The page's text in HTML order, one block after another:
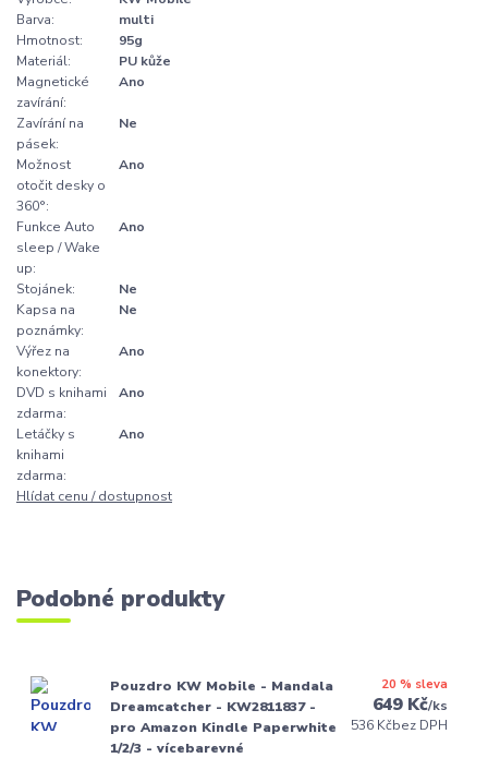
Barva:
multi
Hmotnost:
95g
Materiál:
PU kůže
Magnetické
zavírání:
Ano
Zavírání na
pásek:
Ne
Možnost
otočit desky o
360°:
Ano
Funkce Auto
sleep / Wake
up:
Ano
Stojánek:
Ne
Kapsa na
poznámky:
Ne
Výřez na
konektory:
Ano
DVD s knihami
zdarma:
Ano
Letáčky s
knihami
zdarma:
Ano
Hlídat cenu / dostupnost
Podobné produkty
Pouzdro KW Mobile - Mandala
Dreamcatcher - KW2811837 -
pro Amazon Kindle Paperwhite
1/2/3 - vícebarevné
20 % sleva
649 Kč/ks
536 Kčbez DPH